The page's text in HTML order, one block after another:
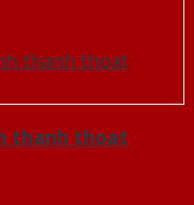
thanh thoat